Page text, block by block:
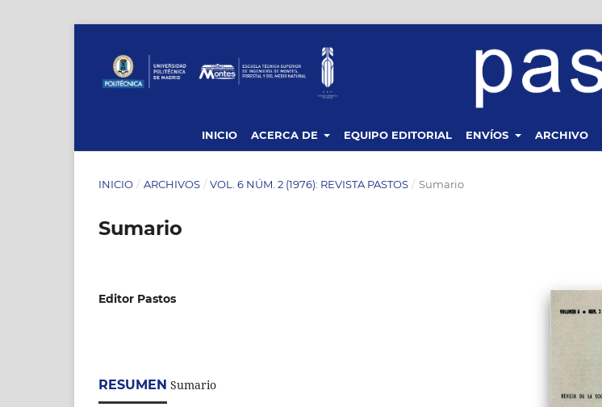
INICIO ACERCA DE EQUIPO EDITORIAL ENVÍOS ARCHIVO
INICIO / ARCHIVOS / VOL. 6 NÚM. 2 (1976): REVISTA PASTOS / Sumario
Sumario
Editor Pastos
RESUMEN Sumario